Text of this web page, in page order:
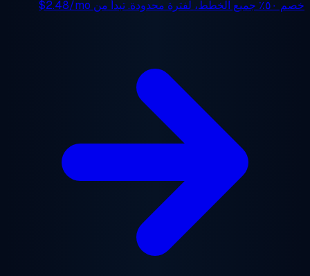
٥٠٪ جميع الخطط، لفترة محدودة. تبدأ من $2.48/mo